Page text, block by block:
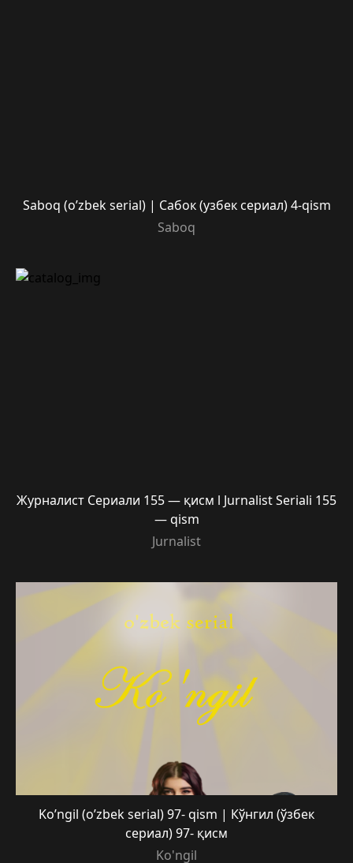
Saboq (o’zbek serial) | Сабок (узбек сериал) 4-qism
Saboq
Журналист Сериали 155 — қисм l Jurnalist Seriali 155
— qism
Jurnalist
Ko’ngil (o’zbek serial) 97- qism | Кўнгил (ўзбек
сериал) 97- қисм
Ko'ngil